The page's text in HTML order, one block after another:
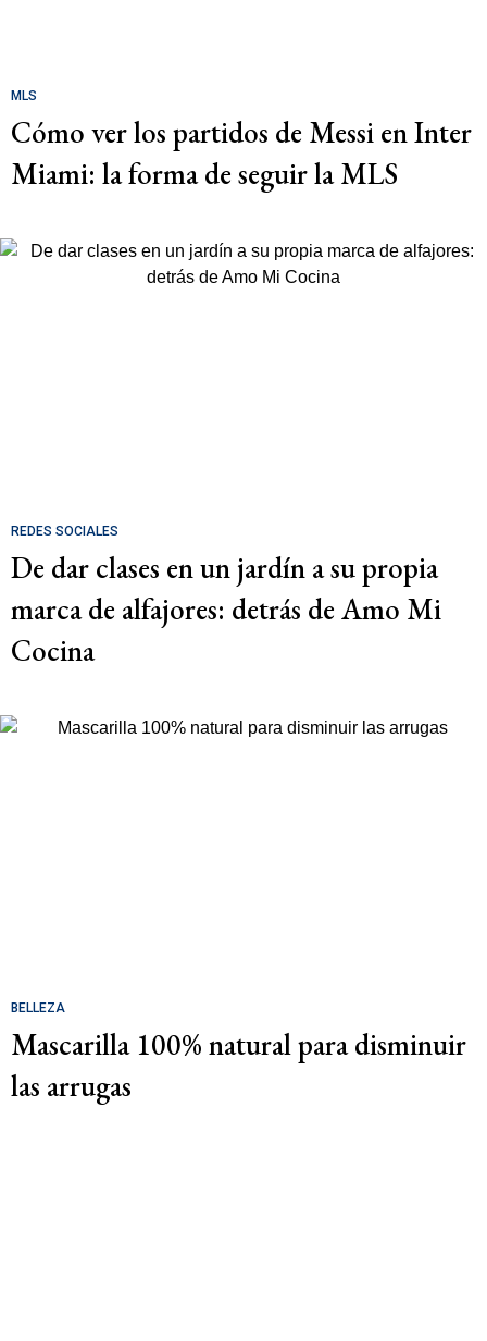
MLS
Cómo ver los partidos de Messi en Inter
Miami: la forma de seguir la MLS
REDES SOCIALES
De dar clases en un jardín a su propia
marca de alfajores: detrás de Amo Mi
Cocina
BELLEZA
Mascarilla 100% natural para disminuir
las arrugas